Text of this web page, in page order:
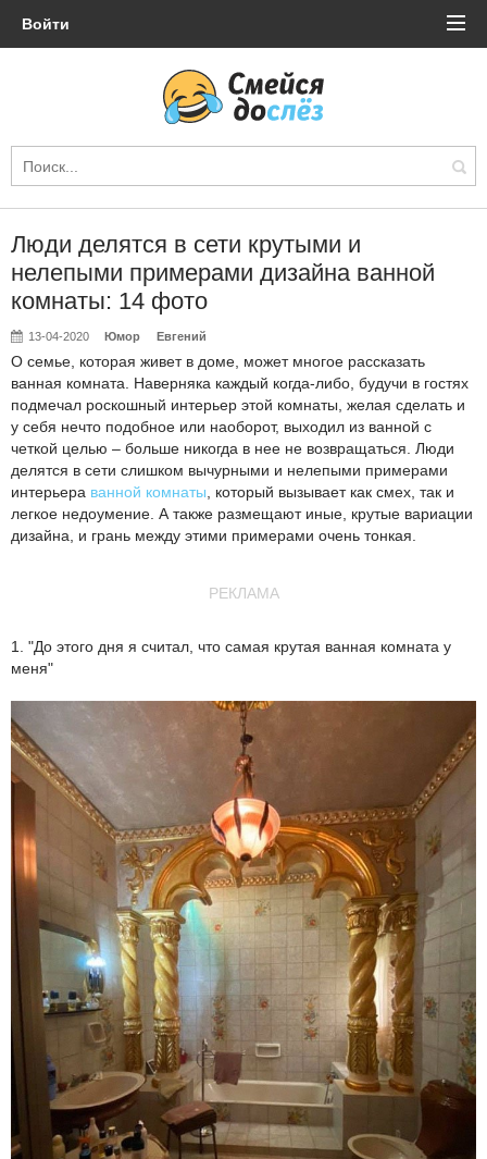
Войти
Люди делятся в сети крутыми и
нелепыми примерами дизайна ванной
комнаты: 14 фото
13-04-2020 Юмор Евгений
О семье, которая живет в доме, может многое рассказать
ванная комната. Наверняка каждый когда-либо, будучи в гостях
подмечал роскошный интерьер этой комнаты, желая сделать и
у себя нечто подобное или наоборот, выходил из ванной с
четкой целью – больше никогда в нее не возвращаться. Люди
делятся в сети слишком вычурными и нелепыми примерами
интерьера ванной комнаты , который вызывает как смех, так и
легкое недоумение. А также размещают иные, крутые вариации
дизайна, и грань между этими примерами очень тонкая.
РЕКЛАМА
1. "До этого дня я считал, что самая крутая ванная комната у
меня"